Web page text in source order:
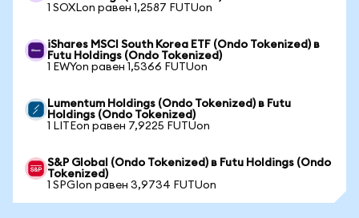
1 SOXLon равен 1,2587 FUTUon
iShares MSCI South Korea ETF (Ondo Tokenized) в
Futu Holdings (Ondo Tokenized)
1 EWYon равен 1,5366 FUTUon
Lumentum Holdings (Ondo Tokenized) в Futu
Holdings (Ondo Tokenized)
1 LITEon равен 7,9225 FUTUon
S&P Global (Ondo Tokenized) в Futu Holdings (Ondo
Tokenized)
1 SPGIon равен 3,9734 FUTUon